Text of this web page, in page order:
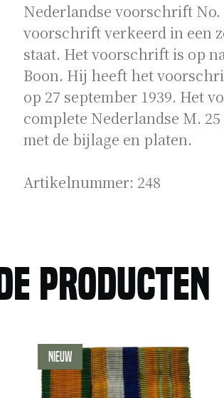
Nederlandse voorschrift No.
voorschrift verkeerd in een
staat. Het voorschrift is op
Boon. Hij heeft het
op 27 september 1939. Het
complete Nederlandse M.
met de bijlage en platen.
Artikelnummer: 248
producten
Nieuw